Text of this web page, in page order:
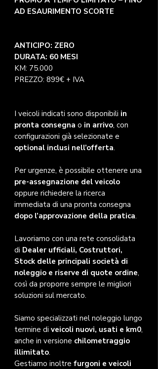
AD ESAURIMENTO SCORTE
ANTICIPO: ZERO
DURATA: 60 MESI
KM: 75.000
PREZZO: 899€ + IVA
I veicoli indicati sono disponibili in
pronta consegna o in arrivo, con
configurazioni già selezionate e
optional inclusi nell’offerta.
Per urgenze, è possibile ottenere una
pre-assegnazione del veicolo
oppure richiedere la ricerca
immediata di una pronta consegna
dopo l’approvazione della pratica.
Lavoriamo con una rete consolidata
di Dealer ufficiali, Costruttori,
Stock delle principali società di
noleggio e riserve di quote ordine,
così da proporre sempre le migliori
soluzioni sul mercato.
Siamo specializzati nel noleggio lungo
termine di veicoli nuovi, usati e km0,
anche in versione chilometraggio
illimitato.
Gestiamo inoltre furgoni e veicoli